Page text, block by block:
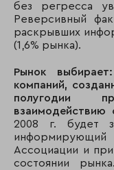
без регресса
Реверсивный
раскрывших
(1,6% рынка).
Рынок
компаний,
полугодии
взаимодействию
2008 г. будет
Ассоциации и
состоянии